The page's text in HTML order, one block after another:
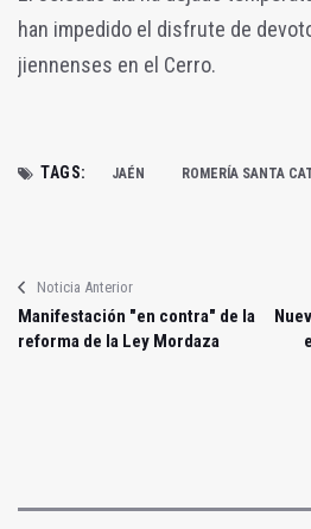
han impedido el disfrute de
jiennenses en el Cerro.
TAGS: JAÉN ROMERÍA SANTA
Noticia Anterior
Manifestación "en contra" de la
reforma de la Ley Mordaza